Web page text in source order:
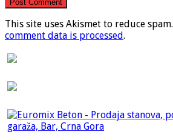
This site uses Akismet to reduce spam.
comment data is processed.